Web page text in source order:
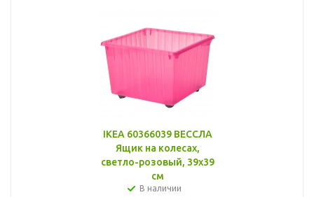
IKEA 60366039 ВЕССЛА
Ящик на колесах,
светло-розовый, 39x39
см
В наличии